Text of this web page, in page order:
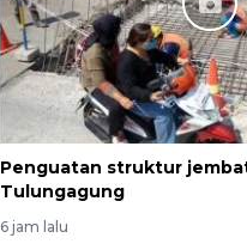
Penguatan struktur
Tulungagung
6 jam lalu